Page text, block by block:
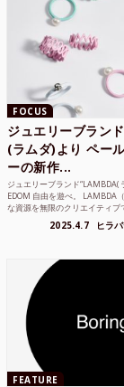
FOCUS
ジュエリーブラン
(ラムダ)より ペー
ーの新作...
ジュエリーブランド“LAMBDA(
EDOM 自由を遊べ。 LAMBDA
な資源を無限のクリエイティブ
2025.4.7 ヒラ
FEATURE